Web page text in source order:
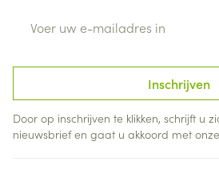
Inschrijven
Door op inschrijven te klikken, schrijft u
nieuwsbrief en gaat u akkoord met onze